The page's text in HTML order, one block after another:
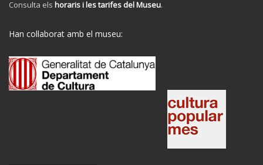
Consulta els horaris i les tarifes del Museu.
Han col·laborat amb el museu: